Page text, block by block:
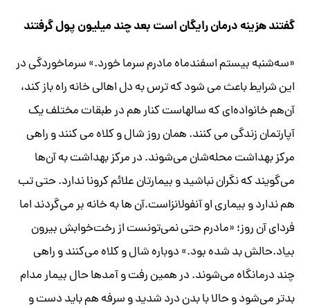
گفتند هزینه درمان رایگان است بعد چند میلیون پول گرفتند
«سه‌شنبه بیستم اسفندماه مادرم سرما خورد.» سرماخوردگی در
این شرایط باعث می شود که ترس به دل اهالی خانه راه باز کند،
آن‌هم خانواده‌ای که سالهاست کنار هم در طبقات مختلف یک
آپارتمان زندگی می کنند. همان روز شال و کلاه می کنند و راهی
مرکز بهداشت محله‌‎شان می‌شوند. در مرکز بهداشت به آن‌ها
می‌گویند که نگران نباشید و بیمارتان علائم کرونا ندارد. حتی تب
هم ندارد و بیماری او آنفولانزاست.آن ها به خانه بر می‌گردند اما
فردای آن روز؛ «مادرم حتی نمی‌تونست از رخت‌خوابش بیرون
بیاد.حالش بد شده بود.» دوباره شال و کلاه می‌کنند و راهی
چند درمانگاه می‌شوند. در همین رفت و آمدها حال بیمار مدام
بدتر می‌شود و حالا با بدن درد شدید و سرفه هم باید دست و